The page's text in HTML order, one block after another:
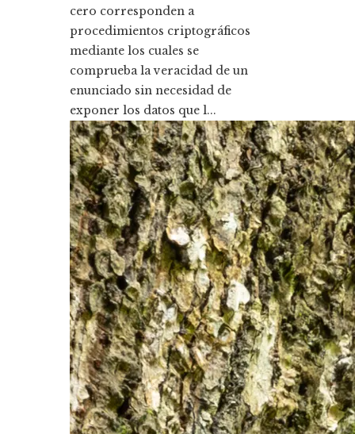
cero corresponden a
procedimientos criptográficos
mediante los cuales se
comprueba la veracidad de un
enunciado sin necesidad de
exponer los datos que l...